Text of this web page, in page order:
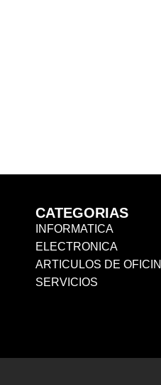
CATEGORIAS
INFORMATICA
ELECTRONICA
ARTICULOS DE
SERVICIOS